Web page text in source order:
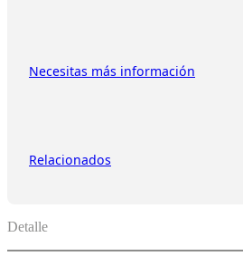
Necesitas más información
Relacionados
Detalle